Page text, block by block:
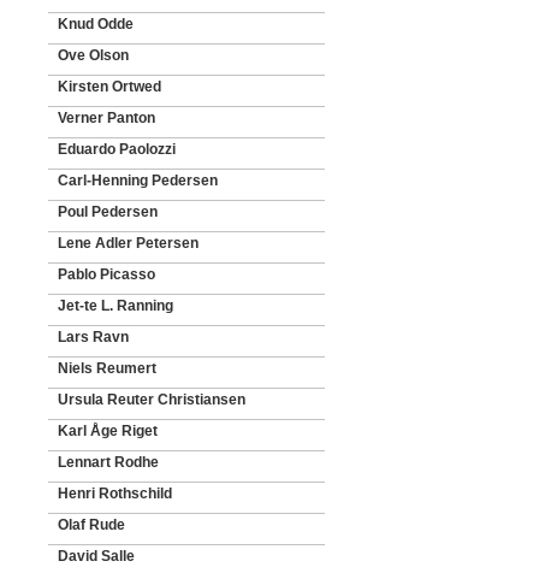
Knud Odde
Ove Olson
Kirsten Ortwed
Verner Panton
Eduardo Paolozzi
Carl-Henning Pedersen
Poul Pedersen
Lene Adler Petersen
Pablo Picasso
Jet-te L. Ranning
Lars Ravn
Niels Reumert
Ursula Reuter Christiansen
Karl Åge Riget
Lennart Rodhe
Henri Rothschild
Olaf Rude
David Salle